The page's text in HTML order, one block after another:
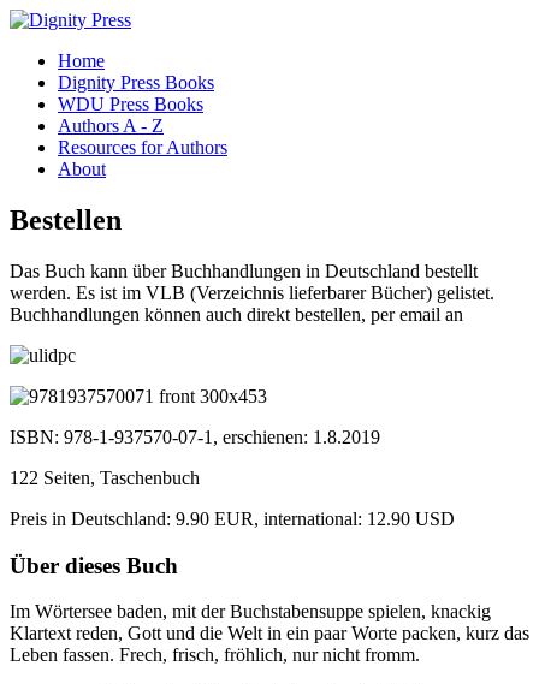
Home
Dignity Press Books
WDU Press Books
Authors A - Z
Resources for Authors
About
Bestellen
Das Buch kann über Buchhandlungen in Deutschland bestellt
werden. Es ist im VLB (Verzeichnis lieferbarer Bücher) gelistet.
Buchhandlungen können auch direkt bestellen, per email an
ISBN: 978-1-937570-07-1, erschienen: 1.8.2019
122 Seiten, Taschenbuch
Preis in Deutschland: 9.90 EUR, international: 12.90 USD
Über dieses Buch
Im Wörtersee baden, mit der Buchstabensuppe spielen, knackig
Klartext reden, Gott und die Welt in ein paar Worte packen, kurz das
Leben fassen. Frech, frisch, fröhlich, nur nicht fromm.